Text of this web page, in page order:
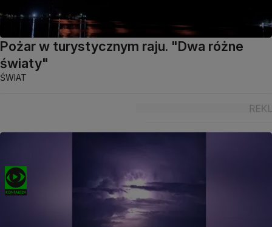
Pożar w turystycznym raju. "Dwa różne
światy"
ŚWIAT